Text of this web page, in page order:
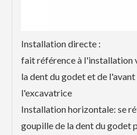
Installation directe :
fait référence à l'installation
la dent du godet et de
l'excavatrice
Installation horizontale: se
goupille de la dent du godet